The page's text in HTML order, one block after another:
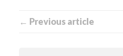
← Previous article